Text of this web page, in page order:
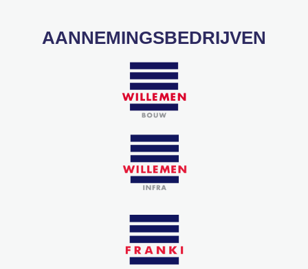
AANNEMINGSBEDRIJVEN